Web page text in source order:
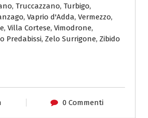
Truccazzano, Turbigo,
Vaprio d'Adda, Vermezzo,
Villa Cortese, Vimodrone,
Predabissi, Zelo Surrigone, Zibido
0 Commenti